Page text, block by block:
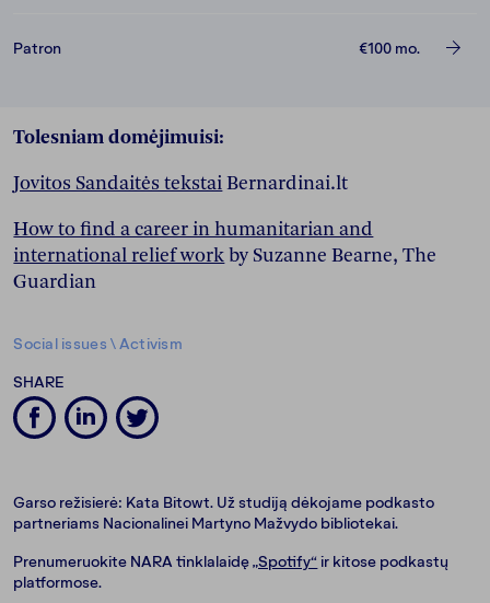
Patron €100 mo.
Tolesniam domėjimuisi:
Jovitos Sandaitės tekstaiBernardinai.lt
How to find a career in humanitarian and
international relief workby Suzanne Bearne, The
Guardian
Social issues \ Activism
SHARE
Garso režisierė: Kata Bitowt. Už studiją dėkojame podkasto
partneriams Nacionalinei Martyno Mažvydo bibliotekai.
Prenumeruokite NARA tinklalaidę„Spotify“ ir kitose podkastų
platformose.